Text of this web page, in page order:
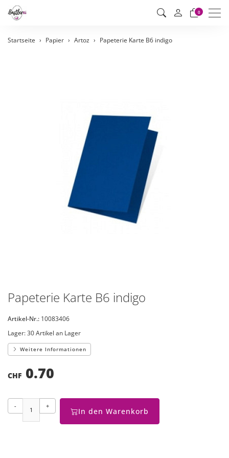
0
Startseite Papier Artoz Papeterie Karte B6 indigo
Papeterie Karte B6 indigo
Artikel-Nr.: 10083406
Lager:30 Artikel an Lager
Weitere Informationen
CHF 0.70
- +
In den Warenkorb